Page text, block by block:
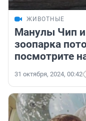
ЖИВОТНЫЕ
Манулы Чип и
зоопарка
посмотрите
31 октября, 2024, 00:42